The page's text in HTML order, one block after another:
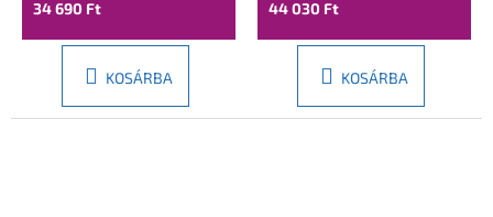
34 690 Ft
KOSÁRBA
44 030 Ft
KOSÁRBA